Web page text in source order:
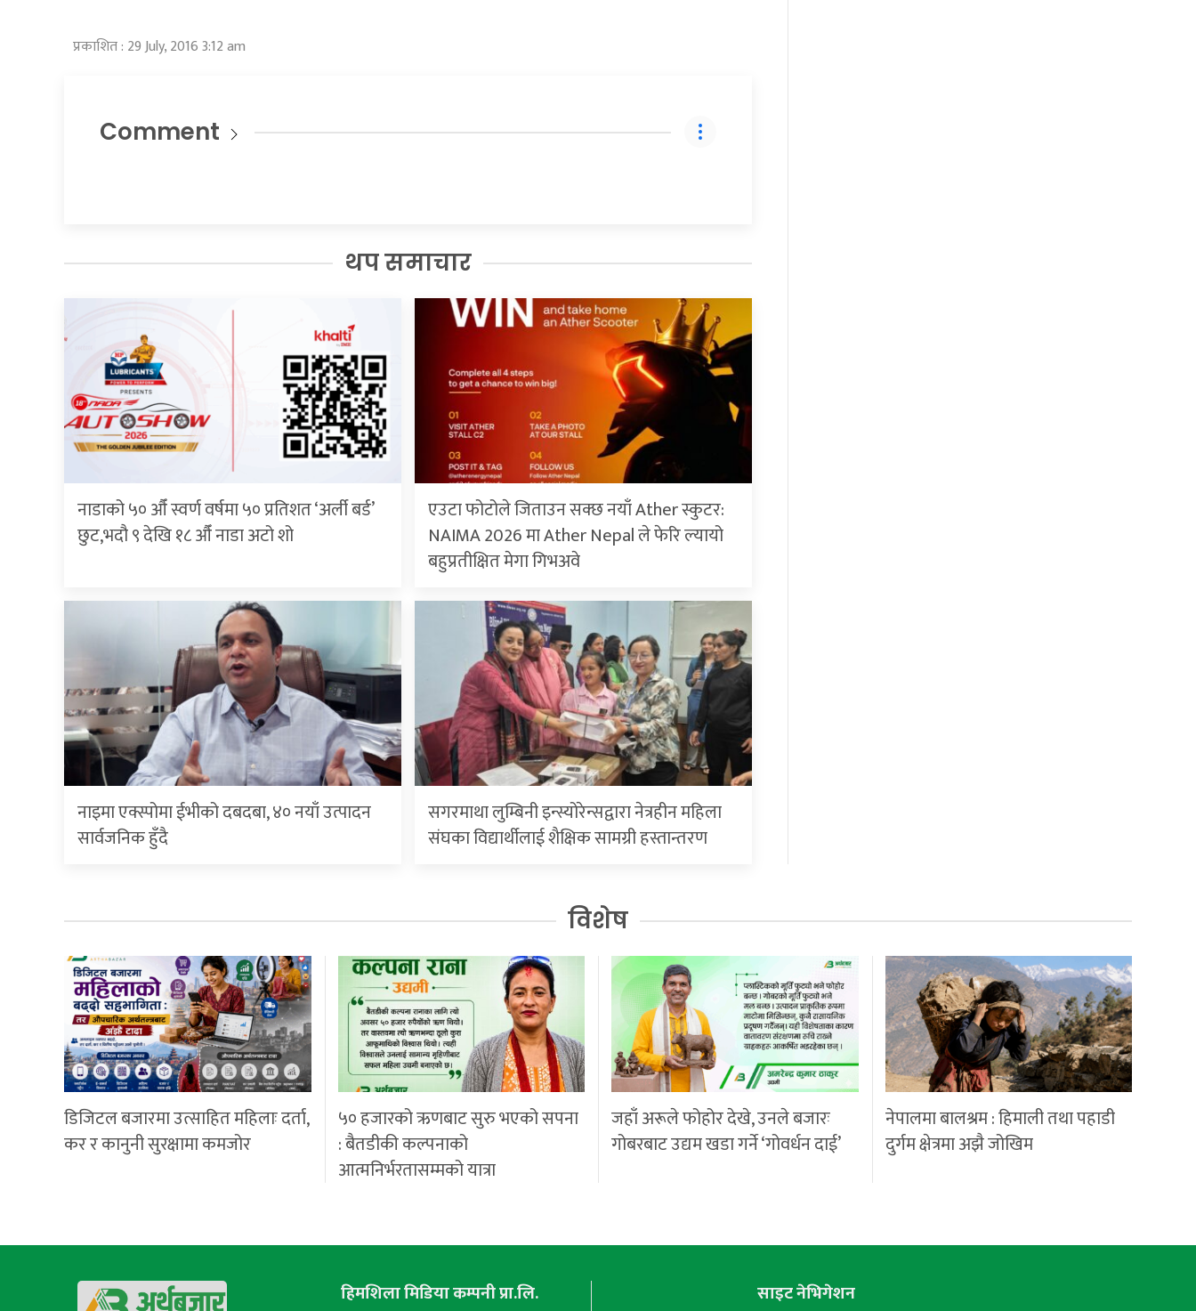
प्रकाशित : 29 July, 2016 3:12 am
Comment
थप समाचार
नाडाको ५० औँ स्वर्ण वर्षमा ५० प्रतिशत ‘अर्ली बर्ड’
छुट,भदौ ९ देखि १८ औँ नाडा अटो शो
एउटा फोटोले जिताउन सक्छ नयाँ Ather स्कुटर:
NAIMA 2026 मा Ather Nepal ले फेरि ल्यायो
बहुप्रतीक्षित मेगा गिभअवे
नाइमा एक्स्पोमा ईभीको दबदबा, ४० नयाँ उत्पादन
सार्वजनिक हुँदै
सगरमाथा लुम्बिनी इन्स्योरेन्सद्वारा नेत्रहीन महिला
संघका विद्यार्थीलाई शैक्षिक सामग्री हस्तान्तरण
विशेष
डिजिटल बजारमा उत्साहित महिलाः दर्ता,
कर र कानुनी सुरक्षामा कमजोर
५० हजारको ऋणबाट सुरु भएको सपना
: बैतडीकी कल्पनाको
आत्मनिर्भरतासम्मको यात्रा
जहाँ अरूले फोहोर देखे, उनले बजारः
गोबरबाट उद्यम खडा गर्ने ‘गोवर्धन दाई’
नेपालमा बालश्रम : हिमाली तथा पहाडी
दुर्गम क्षेत्रमा अझै जोखिम
हिमशिला मिडिया कम्पनी प्रा.लि. साइट नेभिगेशन